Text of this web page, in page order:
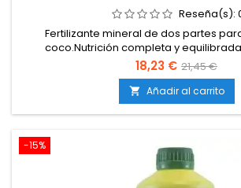
Reseña(s):
Fertilizante mineral de dos partes
coco.Nutrición completa y
micronutrientes.Fórmula líquida
agua.Asegura un engorde abundante y
calidad.Incluye dos envases: Coco Bloom
18,23 € 21,45 €
 Añadir al carrito
-15%